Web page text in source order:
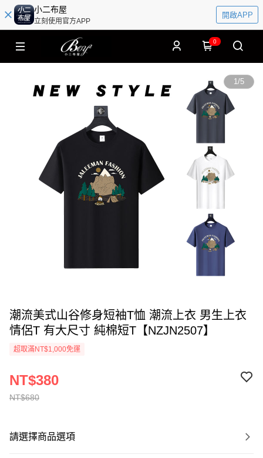
小二布屋
立刻使用官方APP
開啟APP
0
1/5
潮流美式山谷修身短袖T恤 潮流上衣 男生上衣
情侶T 有大尺寸 純棉短T【NZJN2507】
超取滿NT$1,000免運
NT$680
NT$380
請選擇商品選項